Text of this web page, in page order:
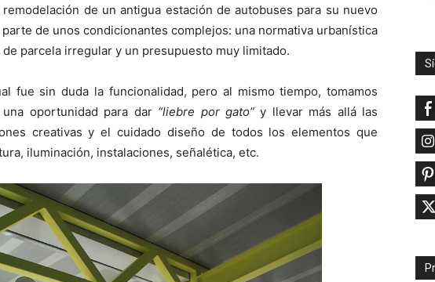
de un antigua estación de autobuses para su nuevo
de unos condicionantes complejos: una normativa urbanística
parcela irregular y un presupuesto muy limitado.
fue sin duda la funcionalidad, pero al mismo tiempo, tomamos
oportunidad para dar “liebre por gato”y llevar más allá las
creativas y el cuidado diseño de todos los elementos que
iluminación, instalaciones, señalética, etc.